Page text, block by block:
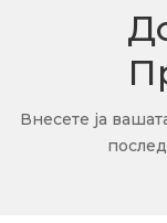
Внесете ја